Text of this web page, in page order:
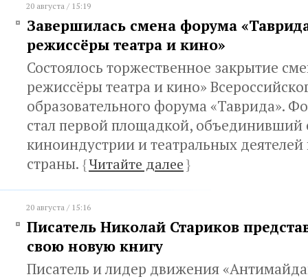
20 августа / 15:19
Завершилась смена форума
режиссёры театра и кино»
Состоялось торжественное закрытие
режиссёры театра и кино»
образовательного форума «Таврида».
стал первой площадкой, объединивший
киноиндустрии и театральных деятелей
страны. {Читайте далее}
20 августа / 15:16
Писатель Николай Стариков
свою новую книгу
Писатель и лидер движения